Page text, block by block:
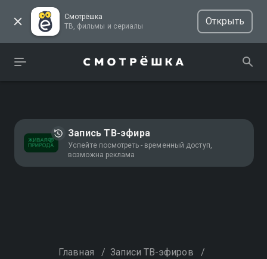
Смотрёшка
ТВ, фильмы и сериалы
Открыть
Запись ТВ-эфира
Успейте посмотреть - временный доступ,
возможна реклама
Главная / Записи ТВ-эфиров /